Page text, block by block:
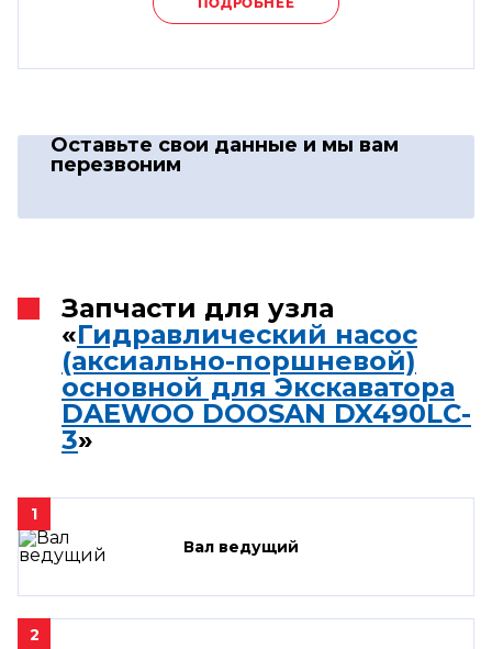
Оставьте свои данные и мы вам
перезвоним
Запчасти для узла
«Гидравлический насос
(аксиально-поршневой)
основной для Экскаватора
DAEWOO DOOSAN DX490LC-
3»
1
Вал ведущий
2